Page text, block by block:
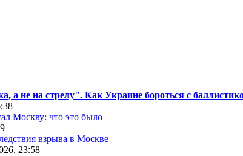
а не на стрелу". Как Украине бороться с
Москву: что это было
взрыва в Москве
23:58